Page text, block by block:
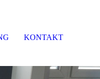
KONTAKT